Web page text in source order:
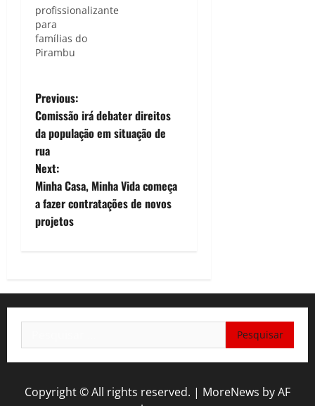
profissionalizante
para
famílias do
Pirambu
P
o
s
t
n
i
g
a
t
Previous:
Comissão irá debater direitos
da população em situação de
rua
Next:
Minha Casa, Minha Vida começa
a fazer contratações de novos
projetos
por:
Copyright © All rights reserved. | MoreNews by AF